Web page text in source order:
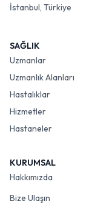
İstanbul, Türkiye
SAĞLIK
Uzmanlar
Uzmanlık Alanları
Hastalıklar
Hizmetler
Hastaneler
KURUMSAL
Hakkımızda
Bize Ulaşın